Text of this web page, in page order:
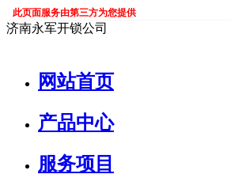
此页面服务由第三方为您提供
济南永军开锁公司
网站首页
产品中心
服务项目